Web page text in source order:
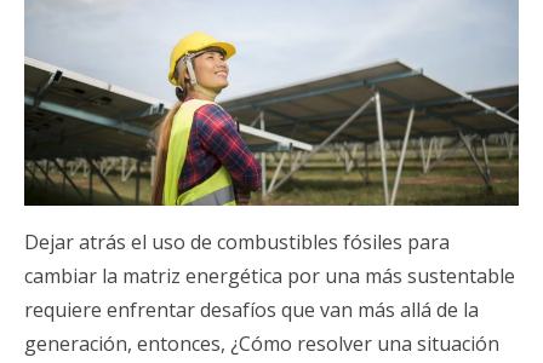
Dejar atrás el uso de combustibles fósiles para
cambiar la matriz energética por una más sustentable
requiere enfrentar desafíos que van más allá de la
generación, entonces, ¿Cómo resolver una situación